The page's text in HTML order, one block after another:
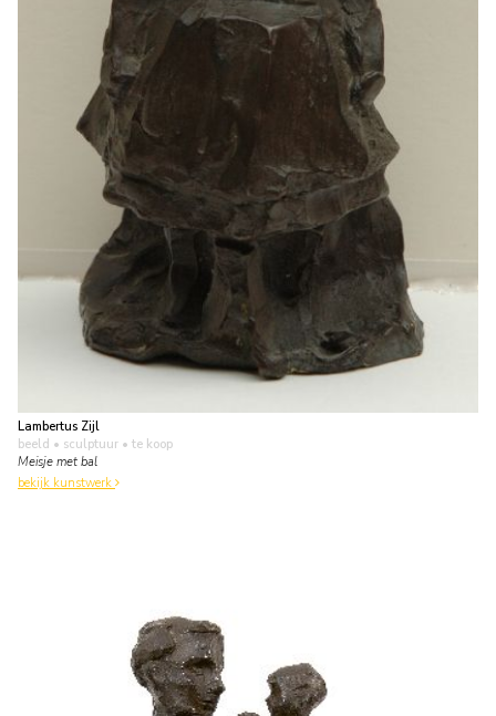
Lambertus Zijl
beeld • sculptuur • te koop
Meisje met bal
bekijk kunstwerk